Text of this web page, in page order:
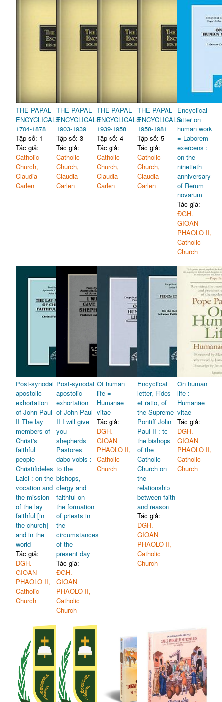
THE PAPAL
ENCYCLICALS
1704-1878
Tập số: 1
Tác giả:
Catholic
Church,
Claudia
Carlen
THE PAPAL
ENCYCLICALS
1903-1939
Tập số: 3
Tác giả:
Catholic
Church,
Claudia
Carlen
THE PAPAL
ENCYCLICALS
1939-1958
Tập số: 4
Tác giả:
Catholic
Church,
Claudia
Carlen
THE PAPAL
ENCYCLICALS
1958-1981
Tập số: 5
Tác giả:
Catholic
Church,
Claudia
Carlen
Encyclical
letter on
human work
= Laborem
exercens :
on the
ninetieth
anniversary
of Rerum
novarum
Tác giả:
ĐGH.
GIOAN
PHAOLO II,
Catholic
Church
Post-synodal
apostolic
exhortation
of John Paul
II The lay
members of
Christ's
faithful
people
Christifideles
Laici : on the
vocation and
the mission
of the lay
faithful [in
the church]
and in the
world
Tác giả:
ĐGH.
GIOAN
PHAOLO II,
Catholic
Church
Post-synodal
apostolic
exhortation
of John Paul
II I will give
you
shepherds =
Pastores
dabo vobis :
to the
bishops,
clergy and
faithful on
the formation
of priests in
the
circumstances
of the
present day
Tác giả:
ĐGH.
GIOAN
PHAOLO II,
Catholic
Church
Of human
life =
Humanae
vitae
Tác giả:
ĐGH.
GIOAN
PHAOLO II,
Catholic
Church
Encyclical
letter, Fides
et ratio, of
the Supreme
Pontiff John
Paul II : to
the bishops
of the
Catholic
Church on
the
relationship
between faith
and reason
Tác giả:
ĐGH.
GIOAN
PHAOLO II,
Catholic
Church
On human
life :
Humanae
vitae
Tác giả:
ĐGH.
GIOAN
PHAOLO II,
Catholic
Church